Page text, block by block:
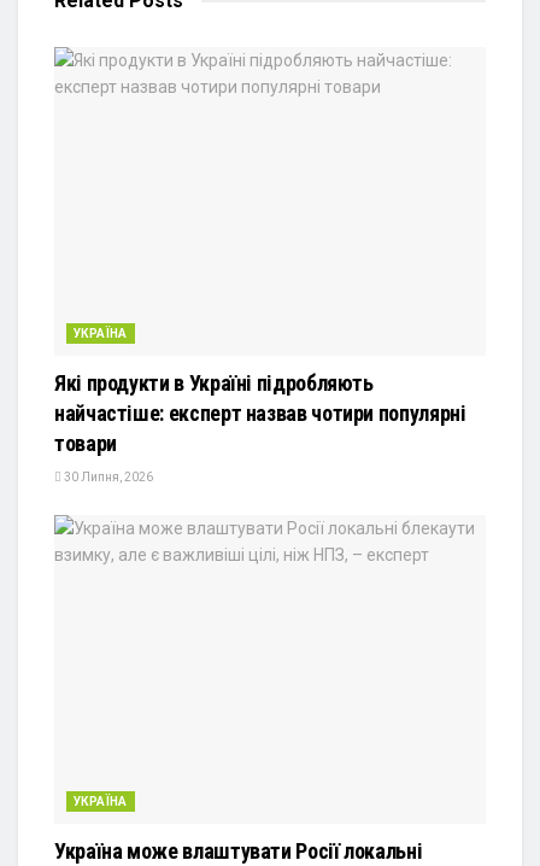
УКРАЇНА
Які продукти в Україні підробляють
найчастіше: експерт назвав чотири популярні
товари
30 Липня, 2026
УКРАЇНА
Україна може влаштувати Росії локальні